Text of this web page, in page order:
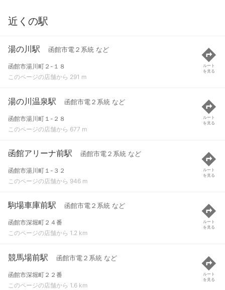
近くの駅
湯の川駅 函館市電２系統 など
函館市湯川町２-１８
このページの店舗から 291 m
ルート
を見る
湯の川温泉駅 函館市電２系統 など
函館市湯川町１-２８
このページの店舗から 677 m
ルート
を見る
函館アリーナ前駅 函館市電２系統 など
函館市湯川町１-３２
このページの店舗から 946 m
ルート
を見る
駒場車庫前駅 函館市電２系統 など
函館市深堀町２４番
このページの店舗から 1.2 km
ルート
を見る
競馬場前駅 函館市電２系統 など
函館市深堀町２２番
このページの店舗から 1.6 km
ルート
を見る